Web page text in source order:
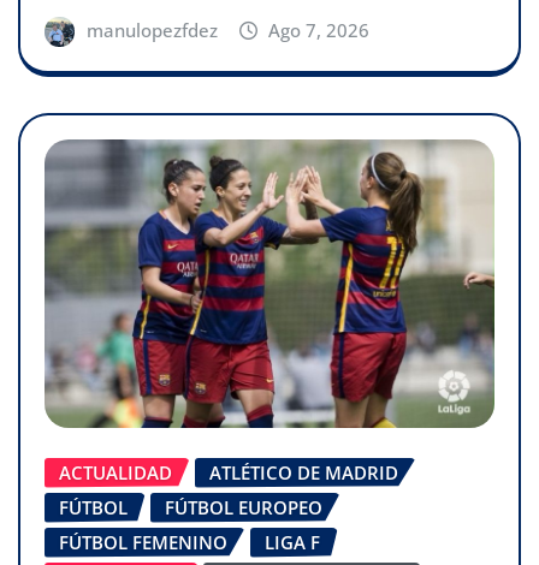
manulopezfdez Ago 7, 2026
ACTUALIDAD
ATLÉTICO DE MADRID
FÚTBOL
FÚTBOL EUROPEO
FÚTBOL FEMENINO
LIGA F